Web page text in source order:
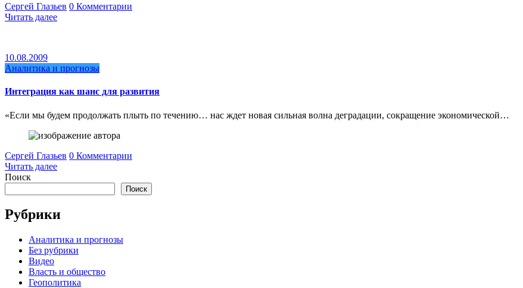
Сергей Глазьев 0 Комментарии
Читать далее
10.08.2009
Аналитика и прогнозы
Интеграция как шанс для развития
«Если мы будем продолжать плыть по течению… нас ждет новая сильная волна деградации, сокращение экономической…
Сергей Глазьев 0 Комментарии
Читать далее
Поиск
Поиск
Рубрики
Аналитика и прогнозы
Без рубрики
Видео
Власть и общество
Геополитика